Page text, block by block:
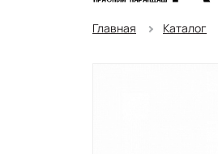
Главная Каталог